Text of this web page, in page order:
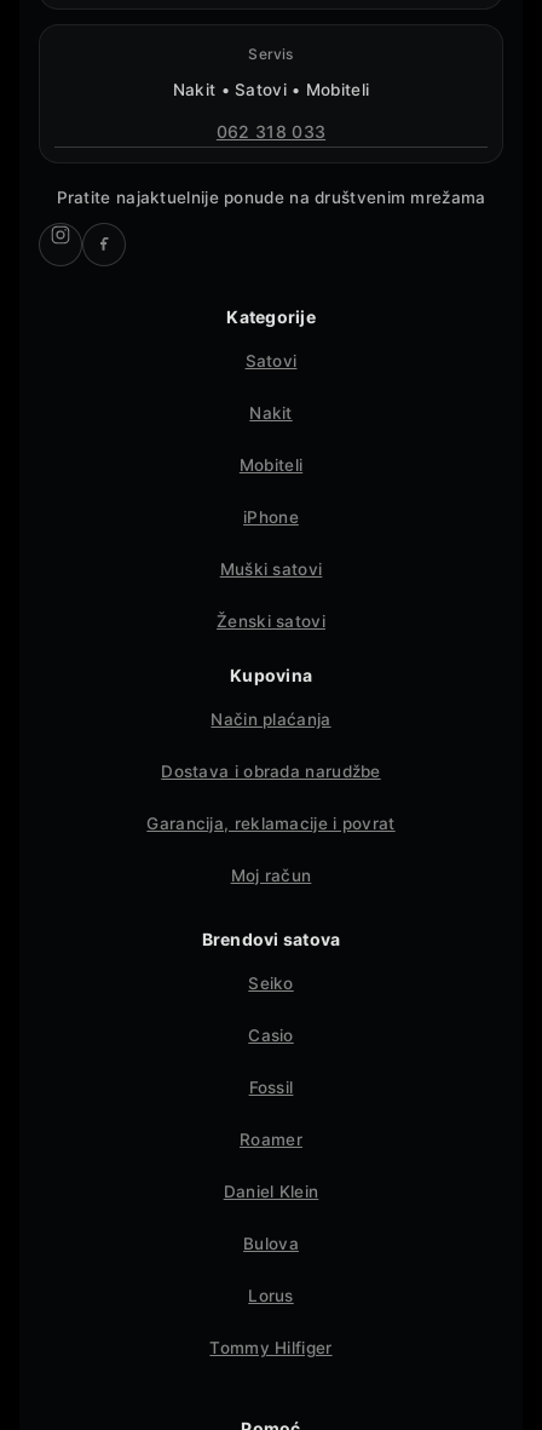
Servis
Nakit • Satovi • Mobiteli
062 318 033
Pratite najaktuelnije ponude na društvenim mrežama
Kategorije
Satovi
Nakit
Mobiteli
iPhone
Muški satovi
Ženski satovi
Kupovina
Način plaćanja
Dostava i obrada narudžbe
Garancija, reklamacije i povrat
Moj račun
Brendovi satova
Seiko
Casio
Fossil
Roamer
Daniel Klein
Bulova
Lorus
Tommy Hilfiger